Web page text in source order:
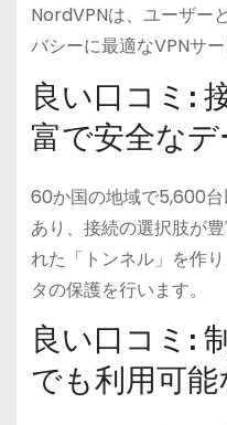
NordVPNは、ユーザー
バシーに最適なVPNサ
良い口コミ:
富で安全な
60か国の地域で5,600
あり、接続の選択肢が
れた「トンネル」を作
タの保護を行います。
良い口コミ:
でも利用可能